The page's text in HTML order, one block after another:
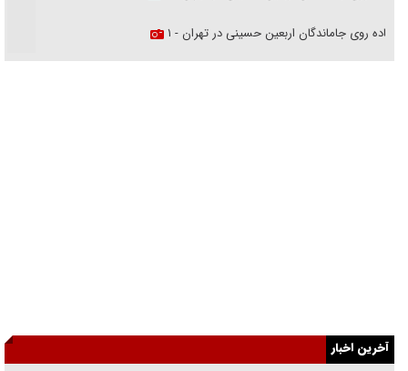
پیاده روی جاماندگان اربعین حسینی در تهران - ۱
گفت‌وگو با خواهر یکی از شهدای جنگ رمضان/ خواهرم فرمانده جهادی و
آخرین اخبار